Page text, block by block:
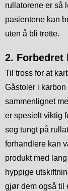
rullatorene er så
pasientene kan
uten å bli trette.
2. Forbedret
Til tross for at
Gåstoler i
sammenlignet
er spesielt viktig
seg tungt på
forhandlere kan
produkt med
hyppige
gjør dem også til